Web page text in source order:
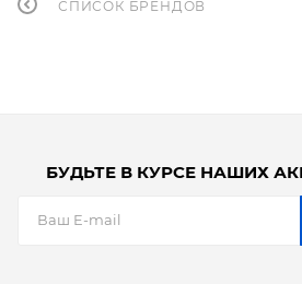
СПИСОК БРЕНДОВ
БУДЬТЕ В КУРСЕ НАШИХ